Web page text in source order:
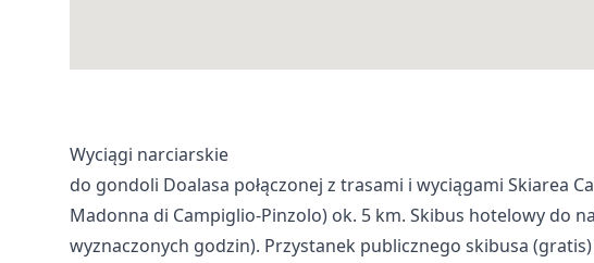
Wyciągi narciarskie
do gondoli Doalasa połączonej z trasami i wyciągami Skiarea
Madonna di Campiglio-Pinzolo) ok. 5 km. Skibus hotelowy do
wyznaczonych godzin). Przystanek publicznego skibusa